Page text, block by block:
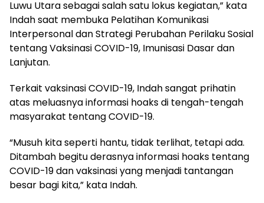
Luwu Utara sebagai salah satu lokus kegiatan,” kata
Indah saat membuka Pelatihan Komunikasi
Interpersonal dan Strategi Perubahan Perilaku Sosial
tentang Vaksinasi COVID-19, Imunisasi Dasar dan
Lanjutan.
Terkait vaksinasi COVID-19, Indah sangat prihatin
atas meluasnya informasi hoaks di tengah-tengah
masyarakat tentang COVID-19.
“Musuh kita seperti hantu, tidak terlihat, tetapi ada.
Ditambah begitu derasnya informasi hoaks tentang
COVID-19 dan vaksinasi yang menjadi tantangan
besar bagi kita,” kata Indah.